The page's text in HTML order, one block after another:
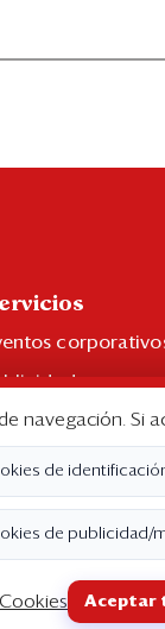
de
©2026 Semana
Si
de
de publicidad/
Aceptar